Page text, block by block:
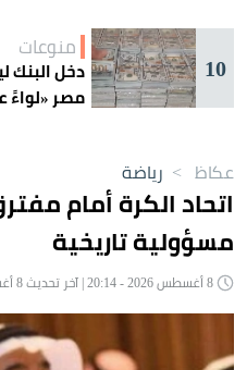
10
منوعات
دخل البنك
مصر «لواءً
عكاظ > رياضة
اتحاد الكرة أمام
مسؤولية تاريخية